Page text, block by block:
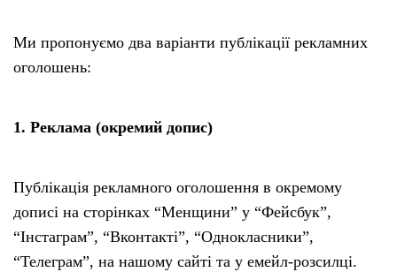
Ми пропонуємо два варіанти публікації рекламних
оголошень:
1. Реклама (окремий допис)
Публікація рекламного оголошення в окремому
дописі на сторінках “Менщини” у “Фейсбук”,
“Інстаграм”, “Вконтакті”, “Однокласники”,
“Телеграм”, на нашому сайті та у емейл-розсилці.